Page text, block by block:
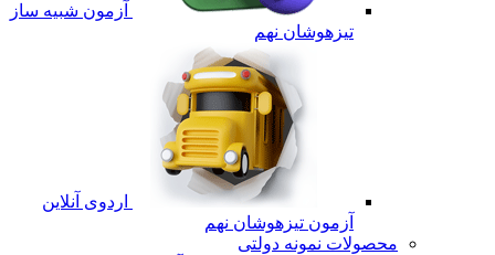
آزمون شبیه ساز
تیزهوشان نهم
اردوی آنلاین
آزمون تیزهوشان نهم
محصولات نمونه دولتی